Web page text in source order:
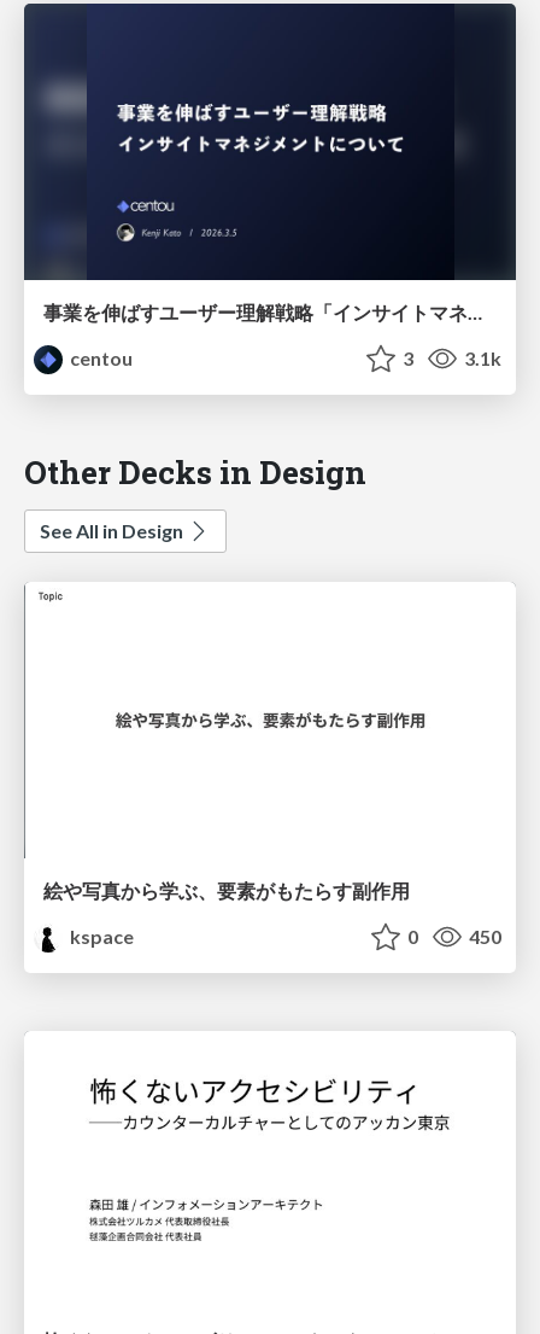
事業を伸ばすユーザー理解戦略「インサイトマネジメント」について
centou
3 3.1k
Other Decks in Design
See All in Design
絵や写真から学ぶ、要素がもたらす副作用
kspace
0 450